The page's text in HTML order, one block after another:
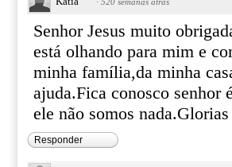
Senhor Jesus muito
está olhando para mim e
minha família,da minha
ajuda.Fica conosco senhor
ele não somos
Responder